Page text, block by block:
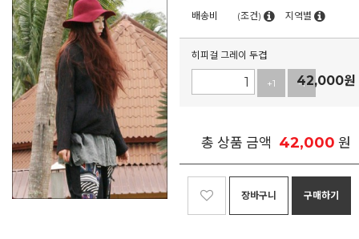
배송비
(조건) 지역별
히피걸 그레이 두겹
+1 -1
42,000원
총 상품 금액 42,000 원
장바구니 구매하기